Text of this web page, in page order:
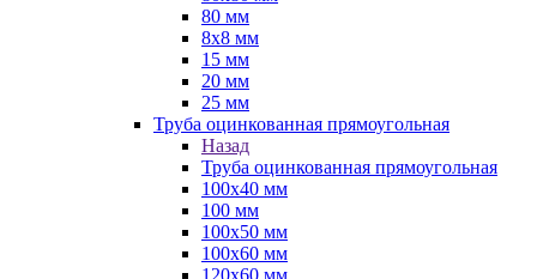
80 мм
8х8 мм
15 мм
20 мм
25 мм
Труба оцинкованная прямоугольная
Назад
Труба оцинкованная прямоугольная
100х40 мм
100 мм
100х50 мм
100х60 мм
120х60 мм